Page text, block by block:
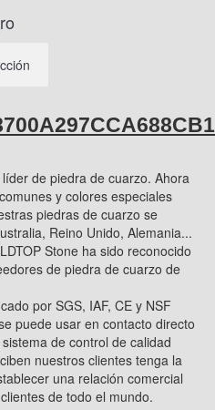
de piedra de cuarzo. Ahora
y colores especiales
piedras de cuarzo se
Reino Unido, Alemania...
Stone ha sido reconocido
de piedra de cuarzo de
por SGS, IAF, CE y NSF
puede usar en contacto directo
de control de calidad
nuestros clientes tenga la
una relación comercial
de todo el mundo.